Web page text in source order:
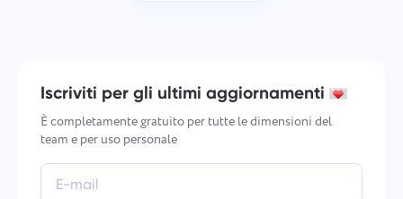
Iscriviti per gli ultimi aggiornamenti
È completamente gratuito per tutte le dimensioni del
team e per uso personale